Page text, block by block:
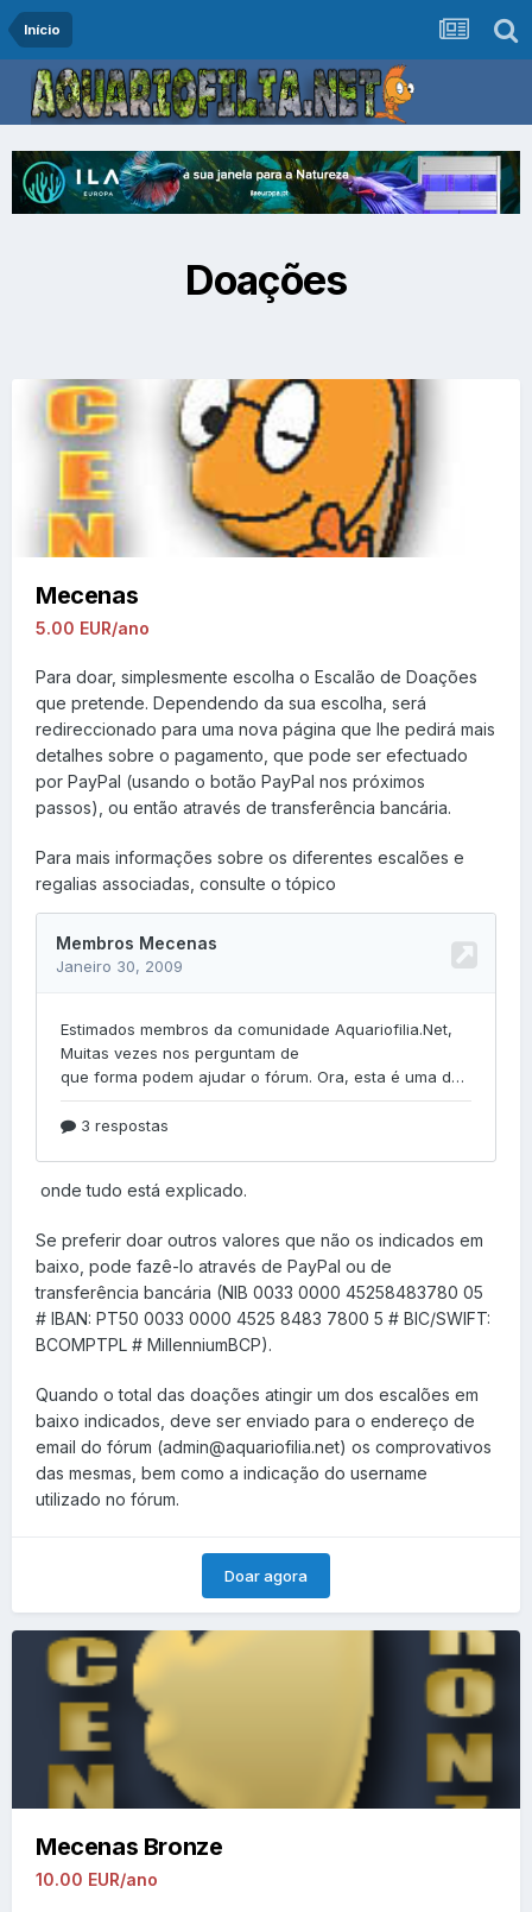
Início
Doações
Mecenas
5.00 EUR/ano
Para doar, simplesmente escolha o Escalão de Doações
que pretende. Dependendo da sua escolha, será
redireccionado para uma nova página que lhe pedirá mais
detalhes sobre o pagamento, que pode ser efectuado
por PayPal (usando o botão PayPal nos próximos
passos), ou então através de transferência bancária.
Para mais informações sobre os diferentes escalões e
regalias associadas, consulte o tópico
onde tudo está explicado.
Se preferir doar outros valores que não os indicados em
baixo, pode fazê-lo através de PayPal ou de
transferência bancária (NIB 0033 0000 45258483780 05
# IBAN: PT50 0033 0000 4525 8483 7800 5 # BIC/SWIFT:
BCOMPTPL # MillenniumBCP).
Quando o total das doações atingir um dos escalões em
baixo indicados, deve ser enviado para o endereço de
email do fórum (admin@aquariofilia.net) os comprovativos
das mesmas, bem como a indicação do username
utilizado no fórum.
Doar agora
Mecenas Bronze
10.00 EUR/ano